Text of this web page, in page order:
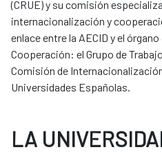
(CRUE) y su comisión
internacionalización y
enlace entre la AECID y el
Cooperación: el Grupo de
Comisión de
Universidades Españolas.
LA